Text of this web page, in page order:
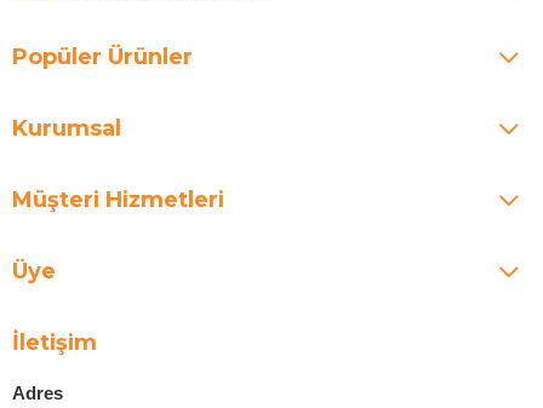
Popüler Ürünler
Kurumsal
Müşteri Hizmetleri
Üye
İletişim
Adres